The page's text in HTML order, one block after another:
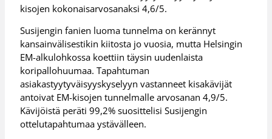
kisojen kokonaisarvosanaksi 4,6/5.
Susijengin fanien luoma tunnelma on kerännyt
kansainvälisestikin kiitosta jo vuosia, mutta Helsingin
EM-alkulohkossa koettiin täysin uudenlaista
koripallohuumaa. Tapahtuman
asiakastyytyväisyyskyselyyn vastanneet kisakävijät
antoivat EM-kisojen tunnelmalle arvosanan 4,9/5.
Kävijöistä peräti 99,2% suosittelisi Susijengin
ottelutapahtumaa ystävälleen.